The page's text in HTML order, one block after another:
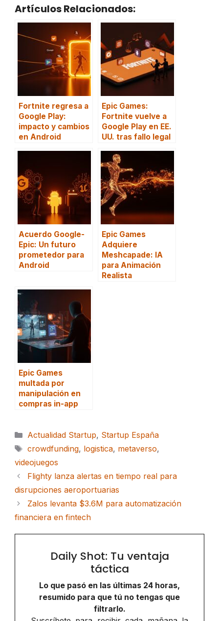
Artículos Relacionados:
Fortnite regresa a
Google Play:
impacto y cambios
en Android
Epic Games:
Fortnite vuelve a
Google Play en EE.
UU. tras fallo legal
Acuerdo Google-
Epic: Un futuro
prometedor para
Android
Epic Games
Adquiere
Meshcapade: IA
para Animación
Realista
Epic Games
multada por
manipulación en
compras in-app
Categorías
Actualidad Startup, Startup España
Etiquetas
crowdfunding, logistica, metaverso,
videojuegos
Flighty lanza alertas en tiempo real para
disrupciones aeroportuarias
Zalos levanta $3.6M para automatización
financiera en fintech
Daily Shot: Tu ventaja
táctica
Lo que pasó en las últimas 24 horas,
resumido para que tú no tengas que
filtrarlo.